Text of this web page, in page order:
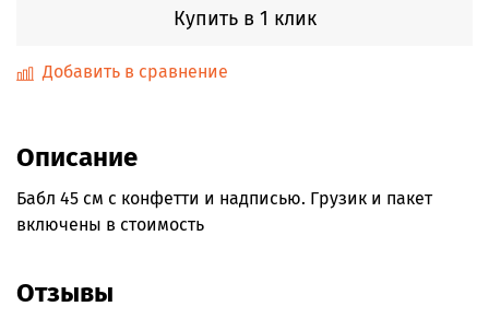
Купить в 1 клик
Добавить в сравнение
Описание
Бабл 45 см с конфетти и надписью. Грузик и пакет
включены в стоимость
Отзывы